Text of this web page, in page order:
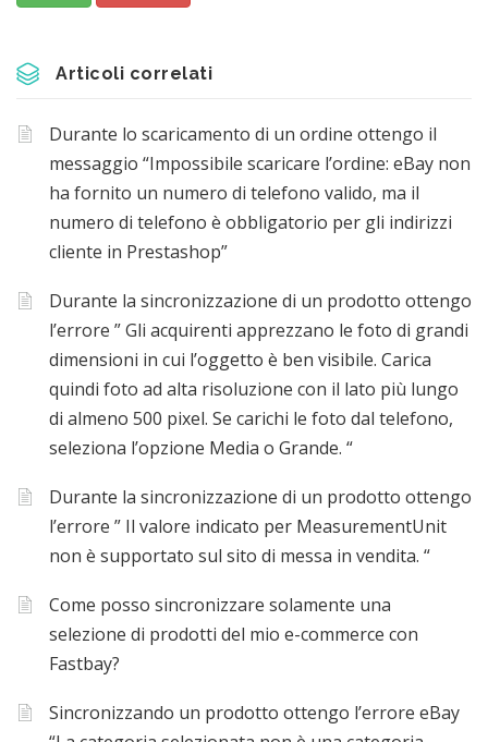
Articoli correlati
Durante lo scaricamento di un ordine ottengo il
messaggio “Impossibile scaricare l’ordine: eBay non
ha fornito un numero di telefono valido, ma il
numero di telefono è obbligatorio per gli indirizzi
cliente in Prestashop”
Durante la sincronizzazione di un prodotto ottengo
l’errore ” Gli acquirenti apprezzano le foto di grandi
dimensioni in cui l’oggetto è ben visibile. Carica
quindi foto ad alta risoluzione con il lato più lungo
di almeno 500 pixel. Se carichi le foto dal telefono,
seleziona l’opzione Media o Grande. “
Durante la sincronizzazione di un prodotto ottengo
l’errore ” Il valore indicato per MeasurementUnit
non è supportato sul sito di messa in vendita. “
Come posso sincronizzare solamente una
selezione di prodotti del mio e-commerce con
Fastbay?
Sincronizzando un prodotto ottengo l’errore eBay